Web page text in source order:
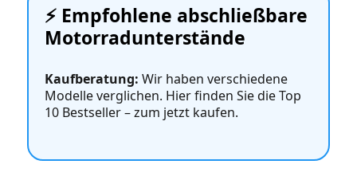
⚡️ Empfohlene abschließbare
Motorradunterstände
Kaufberatung: Wir haben verschiedene
Modelle verglichen. Hier finden Sie die Top
10 Bestseller – zum jetzt kaufen.